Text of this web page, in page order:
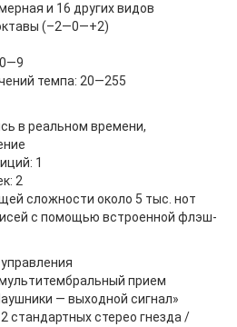
и 16 других видов
(–2—0—+2)
темпа: 20—255
в реальном времени,
1
2
сложности около 5 тыс. нот
с помощью встроенной флэш-
прием
— выходной сигнал»
стандартных стерео гнезда /